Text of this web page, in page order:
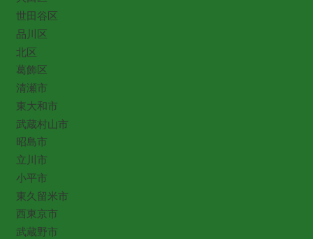
世田谷区
品川区
北区
葛飾区
清瀬市
東大和市
武蔵村山市
昭島市
立川市
小平市
東久留米市
西東京市
武蔵野市